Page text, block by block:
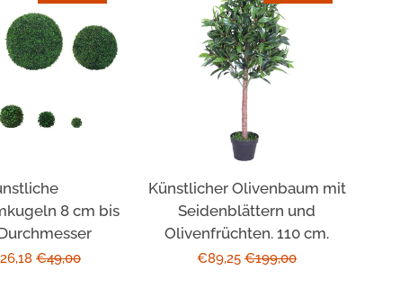
8 cm bis
Normaler
€49,00
Künstlicher Olivenbaum mit
Seidenblättern und
Olivenfrüchten. 110 cm.
Sonderpreis
€89,25 Normaler
€199,00